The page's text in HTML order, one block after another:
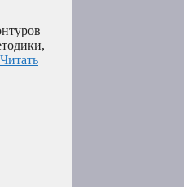
Читать